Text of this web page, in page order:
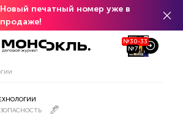
Новый печатный номер уже в
продаже!
№30-33
№7